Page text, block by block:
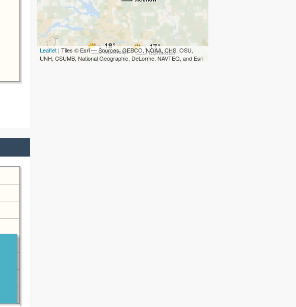
Leaflet | Tiles © Esri — Sources: GEBCO, NOAA, CHS, OSU,
UNH, CSUMB, National Geographic, DeLorme, NAVTEQ, and Esri